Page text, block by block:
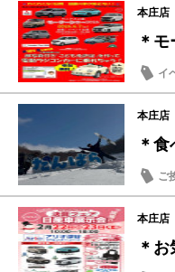
本庄店
＊
イ
本庄店
＊
ご
本庄店
＊